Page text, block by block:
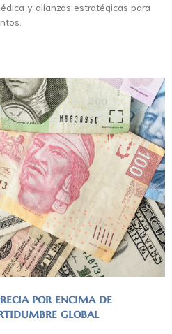
y alianzas estratégicas para
por encima de
global